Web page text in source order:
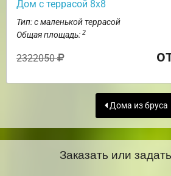
Дом с террасой 8х8
Тип: с маленькой террасой
Общая площадь: 2
2322050
Дома из бруса
Заказать или